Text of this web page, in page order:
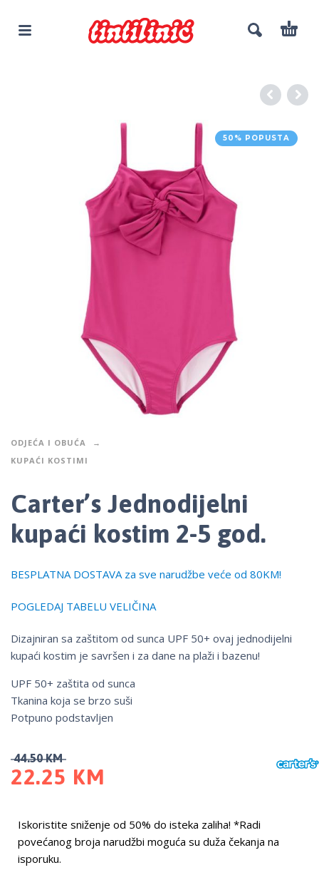
50% POPUSTA
ODJEĆA I OBUĆA
KUPAĆI KOSTIMI
Carter’s Jednodijelni
kupaći kostim 2-5 god.
BESPLATNA DOSTAVA za sve narudžbe veće od 80KM!
POGLEDAJ TABELU VELIČINA
Dizajniran sa zaštitom od sunca UPF 50+ ovaj jednodijelni
kupaći kostim je savršen i za dane na plaži i bazenu!
UPF 50+ zaštita od sunca
Tkanina koja se brzo suši
Potpuno podstavljen
44.50KM
22.25 KM
Iskoristite sniženje od 50% do isteka zaliha! *Radi
povećanog broja narudžbi moguća su duža čekanja na
isporuku.